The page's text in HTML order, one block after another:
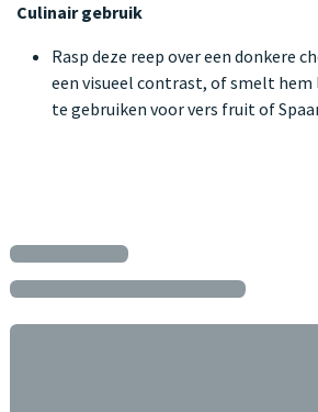
Culinair gebruik
Rasp deze reep over een donkere
een visueel contrast, of smelt hem
te gebruiken voor vers fruit of